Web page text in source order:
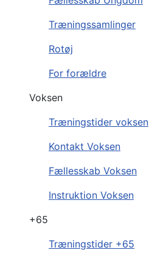
Træningssamlinger
Rotøj
For forældre
Voksen
Træningstider voksen
Kontakt Voksen
Fællesskab Voksen
Instruktion Voksen
+65
Træningstider +65